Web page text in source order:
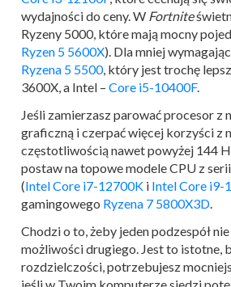
wydajności do ceny. W Fortnite
Ryzeny 5000, które mają mocny
Ryzen 5 5600X). Dla mniej
Ryzena 5 5500, który jest trochę
3600X, a Intel – Core i5-10400F.
Jeśli zamierzasz parować procesor z
graficzną i czerpać więcej korzyści z
częstotliwością nawet powyżej 144
postaw na topowe modele CPU z
(Intel Core i7-12700K i Intel Core i9-
gamingowego Ryzena 7 5800X3D
Chodzi o to, żeby jeden podzespół
możliwości drugiego. Jest to istotne,
rozdzielczości, potrzebujesz
jeśli w Twoim komputerze siedzi